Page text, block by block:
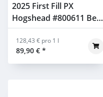
2025 First Fill PX
Hogshead #800611 Best
Dram 55,8% 0,7l
89,90 € *
128,43 € pro 1 l